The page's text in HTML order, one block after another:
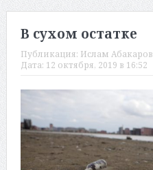
В сухом остатке
Публикация: Ислам Абакаров
Дата: 12 октября, 2019 в 16:52